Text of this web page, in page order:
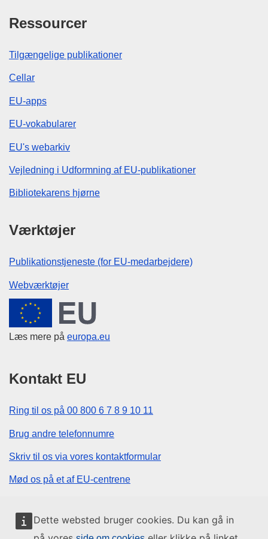
Dette websted bruger cookies. Du kan gå in
Ressourcer
Tilgængelige publikationer
Cellar
EU-apps
EU-vokabularer
EU's webarkiv
Vejledning i Udformning af EU-publikationer
Bibliotekarens hjørne
Værktøjer
Publikationstjeneste (for EU-medarbejdere)
Webværktøjer
Den Europæiske Union
Læs mere på europa.eu
Kontakt EU
Ring til os på 00 800 6 7 8 9 10 11
Brug andre telefonnumre
Skriv til os via vores kontaktformular
Mød os på et af EU-centrene
Sociale medier